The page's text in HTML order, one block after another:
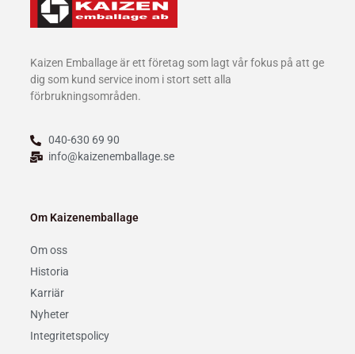
Kaizen Emballage är ett företag som lagt vår fokus på att ge
dig som kund service inom i stort sett alla
förbrukningsområden.
040-630 69 90
info@kaizenemballage.se
Om Kaizenemballage
Om oss
Historia
Karriär
Nyheter
Integritetspolicy